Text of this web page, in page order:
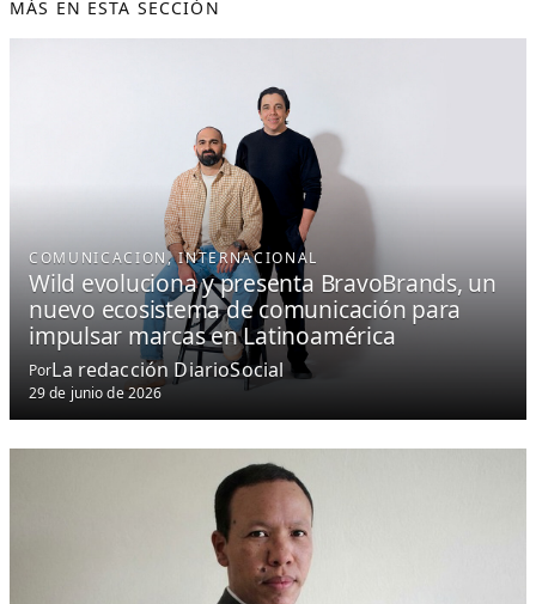
MÁS EN ESTA SECCIÓN
COMUNICACION, INTERNACIONAL
Wild evoluciona y presenta BravoBrands, un
nuevo ecosistema de comunicación para
impulsar marcas en Latinoamérica
PorLa redacción DiarioSocial
29 de junio de 2026